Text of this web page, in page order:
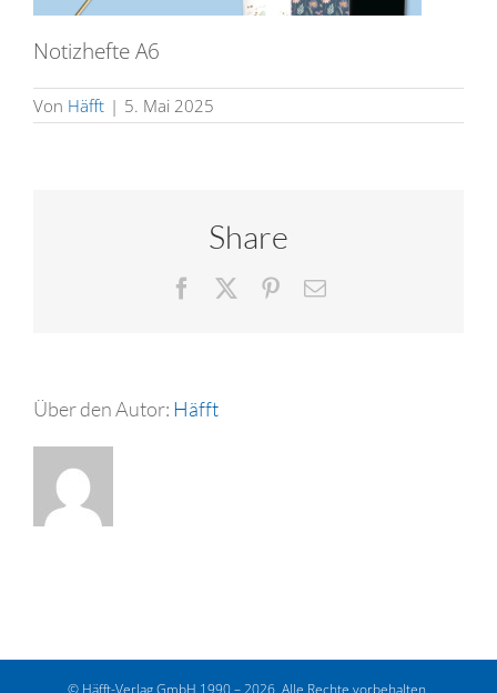
Notizhefte A6
Von Häfft | 5. Mai 2025
Share
Facebook Pinterest
E-
Über den Autor: Häfft
© Häfft-Verlag GmbH 1990 – 2026. Alle Rechte vorbehalten.